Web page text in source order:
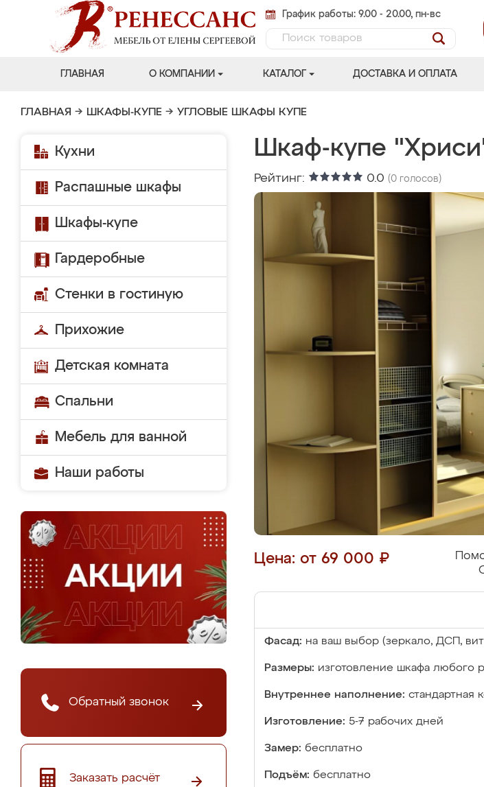
График работы: 9.00 - 20.00, пн-вс
ГЛАВНАЯ О КОМПАНИИ КАТАЛОГ ДОСТАВКА И ОПЛАТА
ГЛАВНАЯ → ШКАФЫ-КУПЕ → УГЛОВЫЕ ШКАФЫ КУПЕ
Кухни
Распашные шкафы
Шкафы-купе
Гардеробные
Стенки в гостиную
Прихожие
Детская комната
Спальни
Мебель для ванной
Наши работы
Обратный звонок
Заказать расчёт
Шкаф-купе
Рейтинг: 0.0 (0 голосов)
Цена: от 69 000 ₽
Фасад: на ваш выбор (зеркало, ДСП,
Размеры: изготовление шкафа любого
Внутреннее наполнение: стандартная
Изготовление: 5-7 рабочих дней
Замер: бесплатно
Подъём: бесплатно